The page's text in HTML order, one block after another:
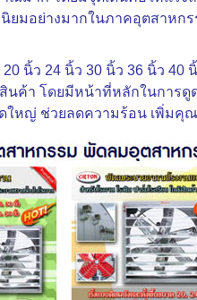
มอย่างมากในภาคอุตสาหก
นิ้ว 24 นิ้ว 30 นิ้ว 36 นิ้ว 40
สินค้า โดยมีหน้าที่หลักในกา
ใหญ่ ช่วยลดความร้อน เพิ่ม